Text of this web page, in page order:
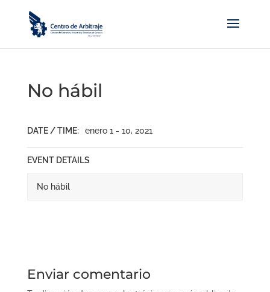
No hábil
DATE / TIME: enero 1 - 10, 2021
EVENT DETAILS
No hábil
Enviar comentario